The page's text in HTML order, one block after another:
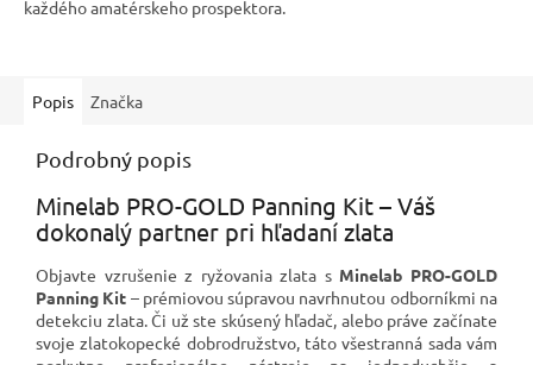
každého amatérskeho prospektora.
Popis Značka
Podrobný popis
Minelab PRO-GOLD Panning Kit – Váš
dokonalý partner pri hľadaní zlata
Objavte vzrušenie z ryžovania zlata s Minelab PRO-GOLD
Panning Kit – prémiovou súpravou navrhnutou odborníkmi na
detekciu zlata. Či už ste skúsený hľadač, alebo práve začínate
svoje zlatokopecké dobrodružstvo, táto všestranná sada vám